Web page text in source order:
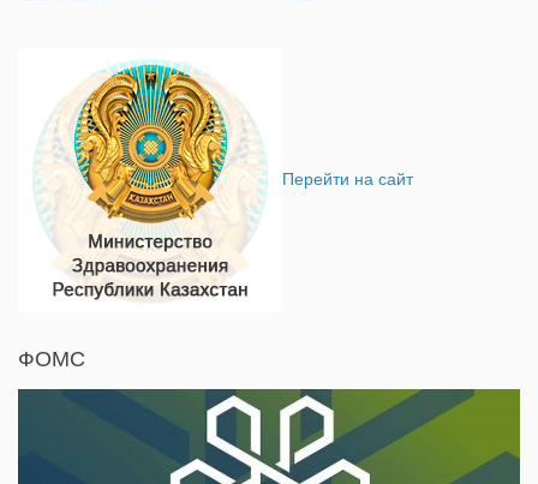
Перейти на сайт
ФОМС